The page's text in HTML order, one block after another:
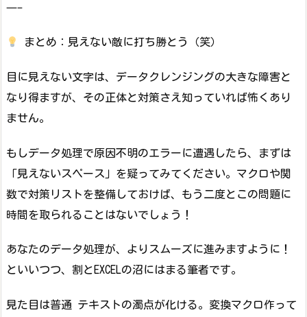
—–
まとめ：見えない敵に打ち勝とう（笑）
目に見えない文字は、データクレンジングの大きな障害と
なり得ますが、その正体と対策さえ知っていれば怖くあり
ません。
もしデータ処理で原因不明のエラーに遭遇したら、まずは
「見えないスペース」を疑ってみてください。マクロや関
数で対策リストを整備しておけば、もう二度とこの問題に
時間を取られることはないでしょう！
あなたのデータ処理が、よりスムーズに進みますように！
といいつつ、割とEXCELの沼にはまる筆者です。
見た目は普通 テキストの濁点が化ける。変換マクロ作って